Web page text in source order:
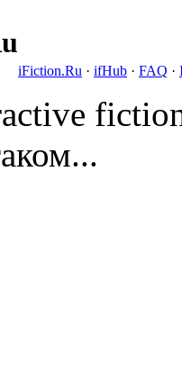
iFiction.Ru · ifHub · FAQ ·